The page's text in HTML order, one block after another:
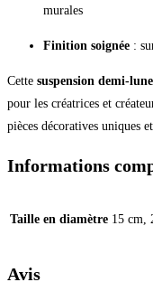
murales
Finition soignée :
Cette suspension
pour les créatrices et
pièces décoratives uniques
Informations
Taille en diamètre 15 cm,
Avis